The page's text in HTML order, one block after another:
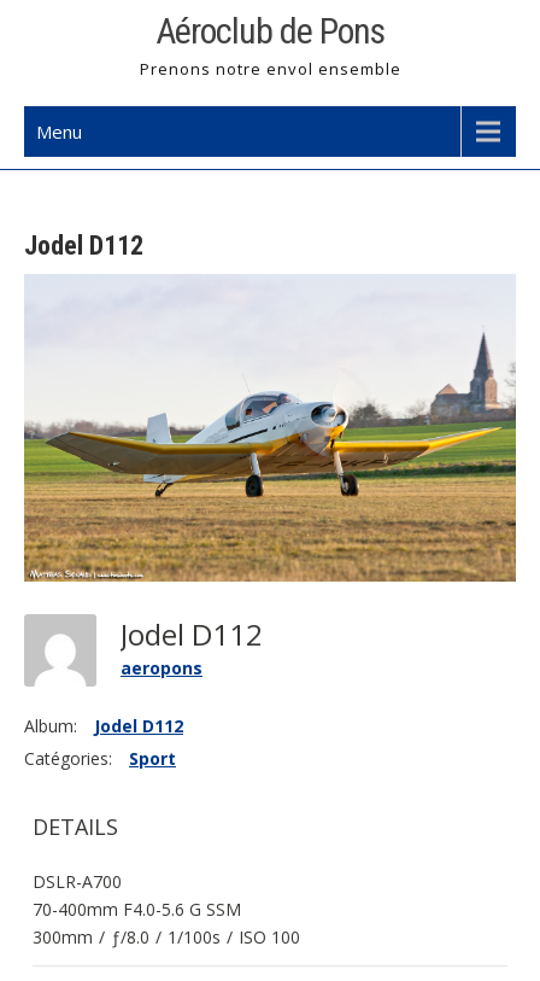
Aéroclub de Pons
Prenons notre envol ensemble
Menu
Jodel D112
Jodel D112
aeropons
Album:
Jodel D112
Catégories:
Sport
DETAILS
DSLR-A700
70-400mm F4.0-5.6 G SSM
300mm / ƒ/8.0 / 1/100s / ISO 100